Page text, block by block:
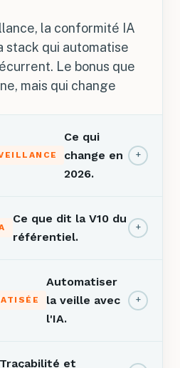
la conformité IA
stack qui automatise
Le bonus que
mais qui change
Ce qui
change en
2026.
+
Ce que dit la V10 du
référentiel.
+
Automatiser
la veille avec
l'IA.
+
Traçabilité et